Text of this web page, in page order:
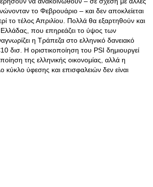
το Φεβρουάριο – και δεν αποκλείεται
το τέλος Απριλίου. Πολλά θα εξαρτηθούν και
που επηρεάζει το ύψος των
η Τράπεζα στο ελληνικό δανειακό
δισ. Η οριστικοποίηση του PSI δημιουργεί
της ελληνικής οικονομίας, αλλά η
ύφεσης και επισφαλειών δεν είναι